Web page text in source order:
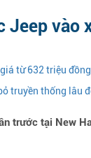
Jeep vào
từ 632 triệu đồng
truyền thống lâu
trước tại New